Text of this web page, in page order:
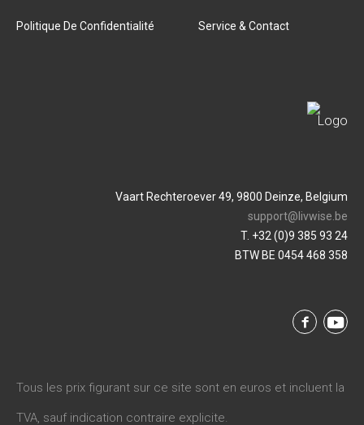
Politique De Confidentialité Service & Contact
Vaart Rechteroever 49, 9800 Deinze, Belgium
support@livwise.be
T. +32 (0)9 385 93 24
BTW BE 0454 468 358
Tous les prix figurant sur ce site sont en euros et incluent la
TVA, sauf indication contraire explicite.